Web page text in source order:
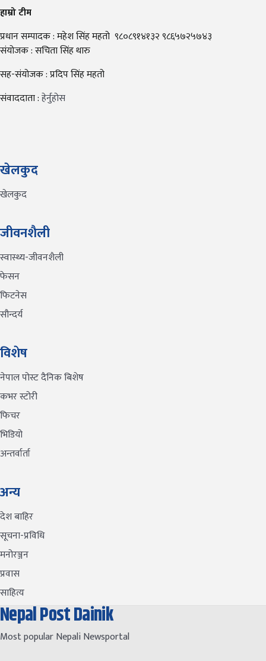
हाम्रो टीम
प्रधान सम्पादक : महेश सिंह महतो ९८०८९१४१३२ ९८६५७२५७४३
संयोजक : सचिता सिंह थारु
सह-संयोजक : प्रदिप सिंह महतो
संवाददाता :हेर्नुहोस
खेलकुद
खेलकुद
जीवनशैली
स्वास्थ्य-जीवनशैली
फेसन
फिटनेस
सौन्दर्य
विशेष
नेपाल पोस्ट दैनिक बिशेष
कभर स्टोरी
फिचर
भिडियो
अन्तर्वार्ता
अन्य
देश बाहिर
सूचना-प्रविधि
मनोरञ्जन
प्रवास
साहित्य
Nepal Post Dainik
Most popular Nepali Newsportal